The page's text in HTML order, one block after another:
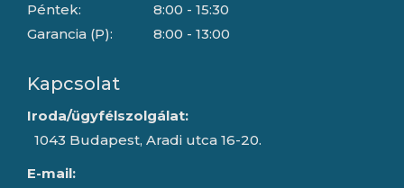
Péntek:
Garancia (P):
8:00 - 15:30
8:00 - 13:00
Kapcsolat
Iroda/ügyfélszolgálat:
1043 Budapest, Aradi utca 16-20.
E-mail: